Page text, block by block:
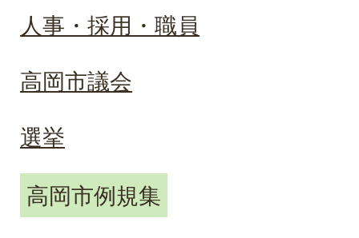
人事・採用・職員
高岡市議会
選挙
高岡市例規集